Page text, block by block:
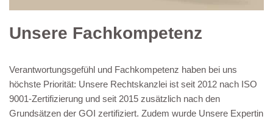
Unsere Fachkompetenz
Verantwortungsgefühl und Fachkompetenz haben bei uns
höchste Priorität: Unsere Rechtskanzlei ist seit 2012 nach ISO
9001-Zertifizierung und seit 2015 zusätzlich nach den
Grundsätzen der GOI zertifiziert. Zudem wurde Unsere Expertin